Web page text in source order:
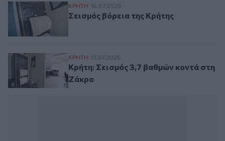
Σεισμός βόρεια της Κρήτης
ΚΡΗΤΗ 16.07.2026
Σεισμός βόρεια της Κρήτης
Κρήτη: Σεισμός 3,7 βαθμών κοντά στη
ΚΡΗΤΗ 13.07.2026
Κρήτη: Σεισμός 3,7 βαθμών κοντά στη
Ζάκρο